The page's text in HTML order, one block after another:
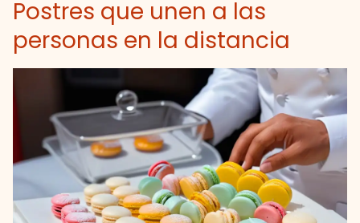
Postres que unen a las
personas en la distancia